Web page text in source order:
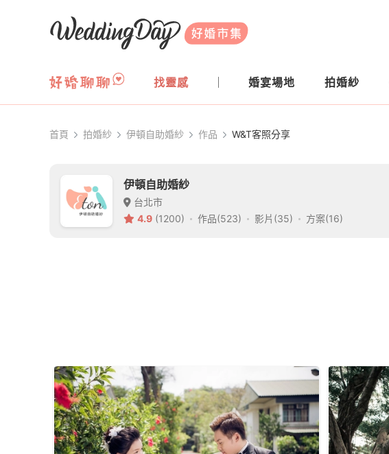
WeddingDay 好婚市集
找靈感 婚宴場地 拍婚紗
首頁 拍婚紗 伊頓自助婚紗 作品 W&T客照分享
伊頓自助婚紗
台北市
4.9 (1200) 作品(523) 影片(35) 方案(16)